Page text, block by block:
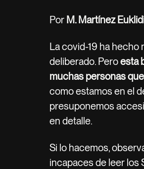
Por M. Martínez
La covid-19 ha hecho
deliberado. Peroesta
muchas personas
como estamos en el
presuponemos
en detalle.
Si lo hacemos,
incapaces de leer los